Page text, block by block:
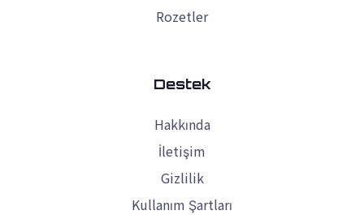
Rozetler
Destek
Hakkında
İletişim
Gizlilik
Kullanım Şartları